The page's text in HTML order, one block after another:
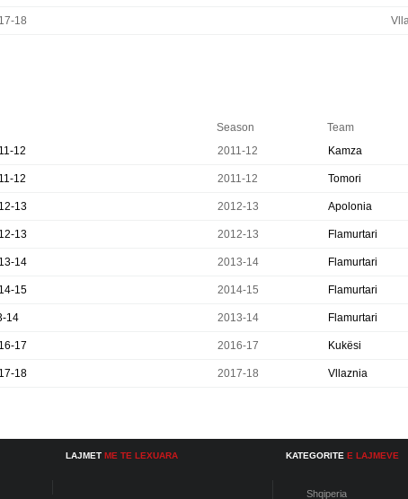
18
Season Team
12
2011-12 Kamza
12 2011-12 Tomori
13 2012-13 Apolonia
13 2012-13 Flamurtari
14 2013-14 Flamurtari
15 2014-15 Flamurtari
14 2013-14 Flamurtari
17 2016-17 Kukësi
18 2017-18 Vllaznia
LAJMET ME TE LEXUARA KATEGORITE E LAJMEVE
Shqiperia